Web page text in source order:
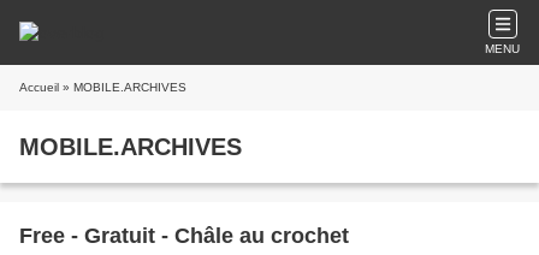
MENU
Accueil » MOBILE.ARCHIVES
MOBILE.ARCHIVES
Free - Gratuit - Châle au crochet